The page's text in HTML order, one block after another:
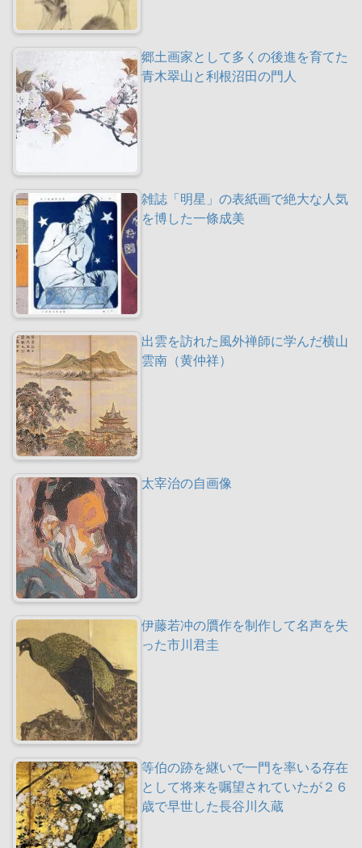
郷土画家として多くの後進を育てた
青木翠山と利根沼田の門人
雑誌「明星」の表紙画で絶大な人気
を博した一條成美
出雲を訪れた風外禅師に学んだ横山
雲南（黄仲祥）
太宰治の自画像
伊藤若冲の贋作を制作して名声を失
った市川君圭
等伯の跡を継いで一門を率いる存在
として将来を嘱望されていたが２６
歳で早世した長谷川久蔵